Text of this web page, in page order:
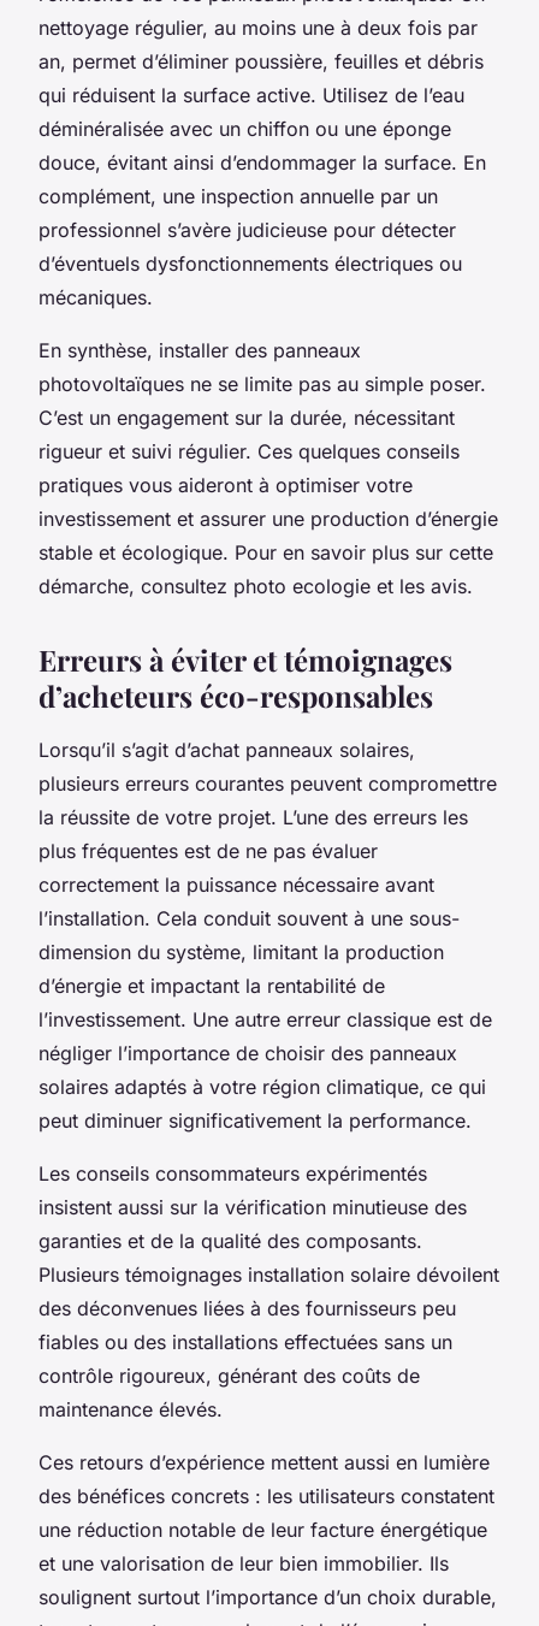
nettoyage régulier, au moins une à deux fois par
an, permet d’éliminer poussière, feuilles et débris
qui réduisent la surface active. Utilisez de l’eau
déminéralisée avec un chiffon ou une éponge
douce, évitant ainsi d’endommager la surface. En
complément, une inspection annuelle par un
professionnel s’avère judicieuse pour détecter
d’éventuels dysfonctionnements électriques ou
mécaniques.
En synthèse, installer des panneaux
photovoltaïques ne se limite pas au simple poser.
C’est un engagement sur la durée, nécessitant
rigueur et suivi régulier. Ces quelques conseils
pratiques vous aideront à optimiser votre
investissement et assurer une production d’énergie
stable et écologique. Pour en savoir plus sur cette
démarche, consultez photo ecologie et les avis.
Erreurs à éviter et témoignages
d’acheteurs éco-responsables
Lorsqu’il s’agit d’achat panneaux solaires,
plusieurs erreurs courantes peuvent compromettre
la réussite de votre projet. L’une des erreurs les
plus fréquentes est de ne pas évaluer
correctement la puissance nécessaire avant
l’installation. Cela conduit souvent à une sous-
dimension du système, limitant la production
d’énergie et impactant la rentabilité de
l’investissement. Une autre erreur classique est de
négliger l’importance de choisir des panneaux
solaires adaptés à votre région climatique, ce qui
peut diminuer significativement la performance.
Les conseils consommateurs expérimentés
insistent aussi sur la vérification minutieuse des
garanties et de la qualité des composants.
Plusieurs témoignages installation solaire dévoilent
des déconvenues liées à des fournisseurs peu
fiables ou des installations effectuées sans un
contrôle rigoureux, générant des coûts de
maintenance élevés.
Ces retours d’expérience mettent aussi en lumière
des bénéfices concrets : les utilisateurs constatent
une réduction notable de leur facture énergétique
et une valorisation de leur bien immobilier. Ils
soulignent surtout l’importance d’un choix durable,